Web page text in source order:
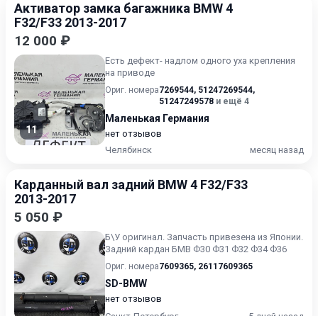
Активатор замка багажника BMW 4
F32/F33 2013-2017
12 000 ₽
11
Есть дефект- надлом одного уха крепления
на приводе
Ориг. номера7269544, 51247269544,
51247249578 и ещё 4
Маленькая Германия
нет отзывов
Челябинск
месяц назад
Карданный вал задний BMW 4 F32/F33
2013-2017
5 050 ₽
Б\У oригинaл. Запчасть привезена из Японии.
Задний кардан БМВ Ф30 Ф31 Ф32 Ф34 Ф36
Ориг. номера7609365, 26117609365
SD-BMW
нет отзывов